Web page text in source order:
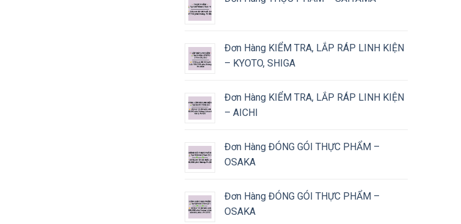
Đơn Hàng KIỂM TRA, LẮP RÁP LINH KIỆN
– KYOTO, SHIGA
Đơn Hàng KIỂM TRA, LẮP RÁP LINH KIỆN
– AICHI
Đơn Hàng ĐÓNG GÓI THỰC PHẨM –
OSAKA
Đơn Hàng ĐÓNG GÓI THỰC PHẨM –
OSAKA